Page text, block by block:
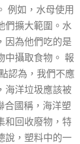
例如，水母使用
們擴大範圍。水
因為他們吃的是
中攝取食物。 報
認為，我們不應
海洋垃圾應​​該被
合國稱，海洋塑
和回收廢物，特
說，塑料中的一